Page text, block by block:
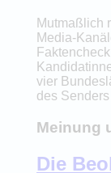
Mutmaßlich
Media-
vier
des
Meinung
Die